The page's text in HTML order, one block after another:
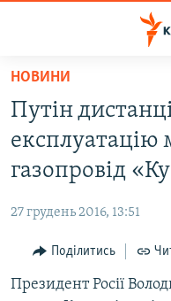
Перейти
основного
матеріалу
до
основної
навігації
Перейти
пошуку
ВОДА.КРИМ
ВІДЕО ТА ФОТО
БЛОГИ
ПОГЛЯД
ІНТЕРВ'Ю
НОВИНИ
Путін
експлуатацію
газопровід
27 грудень 2016, 13:51
Поділитись
Президент Росії